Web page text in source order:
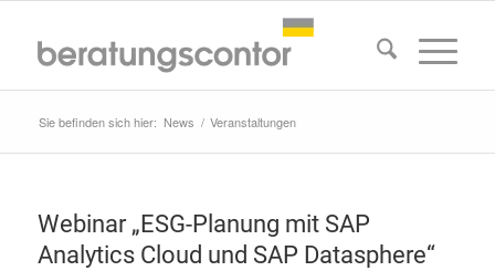
Sie befinden sich hier: News / Veranstaltungen
Webinar „ESG-Planung mit SAP
Analytics Cloud und SAP Datasphere“